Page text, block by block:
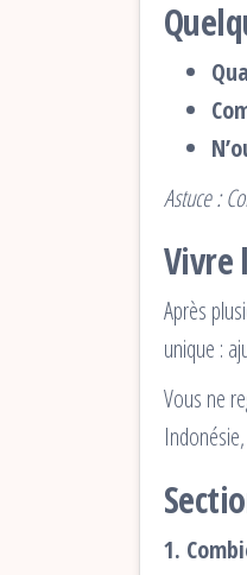
Astuce :
Vivre
Après
unique :
Vous ne
1.